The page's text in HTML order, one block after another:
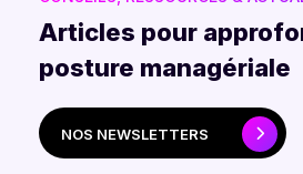
Articles pour
posture managériale
NOS NEWSLETTERS